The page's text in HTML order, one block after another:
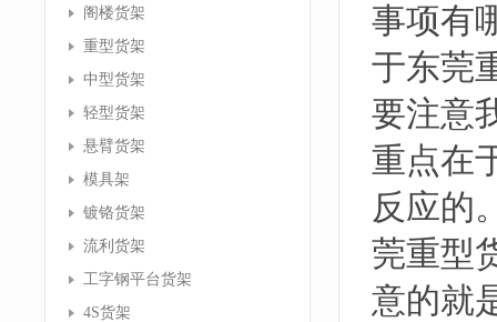
阁楼货架
重型货架
中型货架
轻型货架
悬臂货架
模具架
镀铬货架
流利货架
工字钢平台货架
4S货架
事项有
于东莞
要注意
重点在
反应的
莞重型
意的就